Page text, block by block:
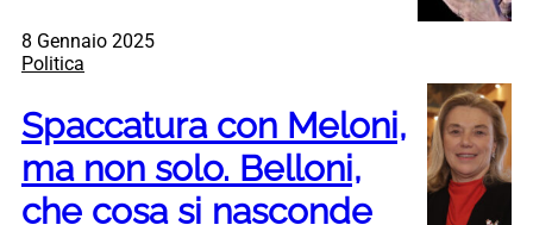
8 Gennaio 2025
Politica
Spaccatura con Meloni,
ma non solo. Belloni,
che cosa si nasconde